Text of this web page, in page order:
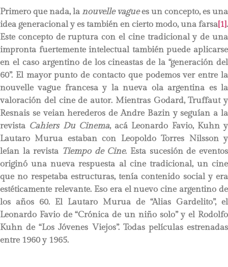
Primero que nada, la nouvelle vaguees un concepto, es una
idea generacional y es también en cierto modo, una farsa[1].
Este concepto de ruptura con el cine tradicional y de una
impronta fuertemente intelectual también puede aplicarse
en el caso argentino de los cineastas de la “generación del
60”. El mayor punto de contacto que podemos ver entre la
nouvelle vague francesa y la nueva ola argentina es la
valoración del cine de autor. Mientras Godard, Truffaut y
Resnais se veian herederos de Andre Bazin y seguían a la
revista Cahiers Du Cinema, acá Leonardo Favio, Kuhn y
Lautaro Murua estaban con Leopoldo Torres Nilsson y
leían la revista Tiempo de Cine. Esta sucesión de eventos
originó una nueva respuesta al cine tradicional, un cine
que no respetaba estructuras, tenía contenido social y era
estéticamente relevante. Eso era el nuevo cine argentino de
los años 60. El Lautaro Murua de “Alias Gardelito”, el
Leonardo Favio de “Crónica de un niño solo” y el Rodolfo
Kuhn de “Los Jóvenes Viejos”. Todas películas estrenadas
entre 1960 y 1965.